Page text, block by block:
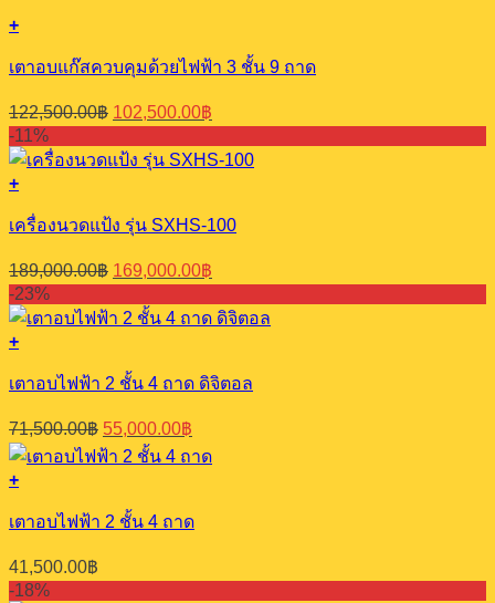
+
เตาอบแก๊สควบคุมด้วยไฟฟ้า 3 ชั้น 9 ถาด
122,500.00฿ Original
price
was:
122,500.00฿.
102,500.00฿
price
is:
102,500.00฿.
-11%
+
เครื่องนวดแป้ง รุ่น SXHS-100
189,000.00฿ Original
price
was:
189,000.00฿.
169,000.00฿
price
is:
169,000.00฿.
-23%
+
เตาอบไฟฟ้า 2 ชั้น 4 ถาด ดิจิตอล
71,500.00฿ Original
price
was:
55,000.00฿
price
is:
+
เตาอบไฟฟ้า 2 ชั้น 4 ถาด
41,500.00฿
-18%